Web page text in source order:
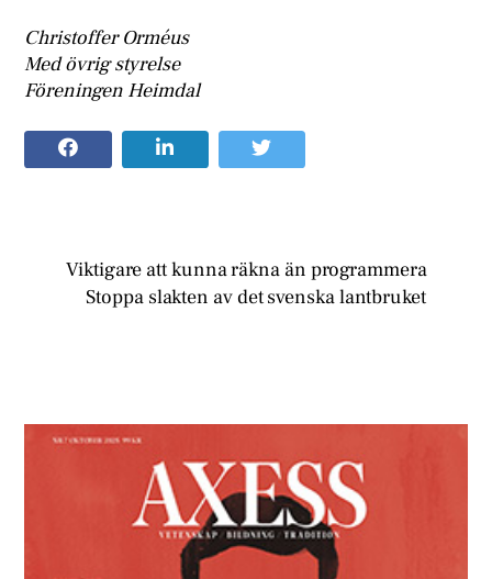
Christoffer Orméus
Med övrig styrelse
Föreningen Heimdal
Viktigare att kunna räkna än programmera
Stoppa slakten av det svenska lantbruket